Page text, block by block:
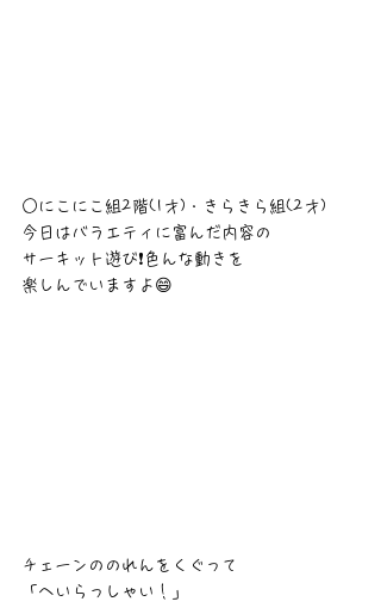
○にこにこ組2階(1才)・きらきら組(2才)
今日はバラエティに富んだ内容の
サーキット遊び❗色んな動きを
楽しんでいますよ😄
チェーンののれんをくぐって
「へいらっしゃい！」